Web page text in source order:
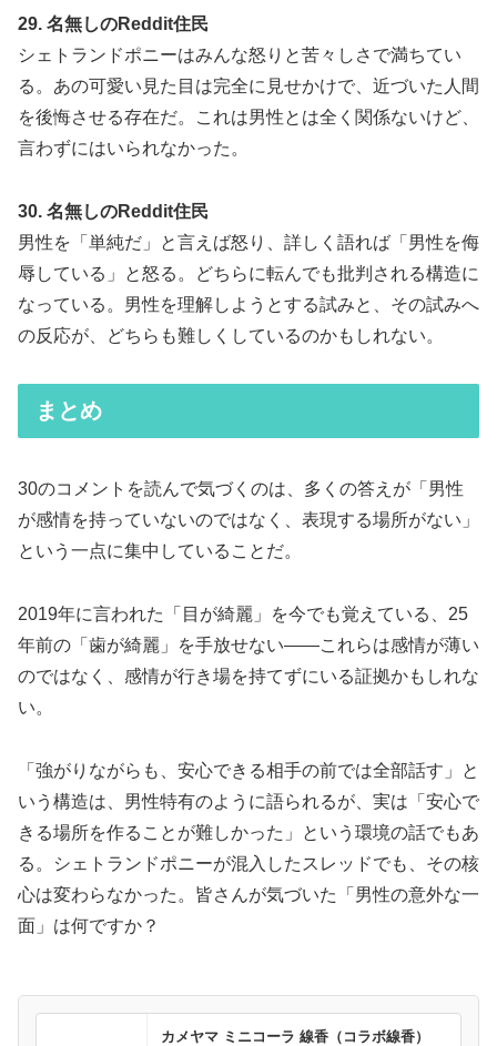
29. 名無しのReddit住民
シェトランドポニーはみんな怒りと苦々しさで満ちてい
る。あの可愛い見た目は完全に見せかけで、近づいた人間
を後悔させる存在だ。これは男性とは全く関係ないけど、
言わずにはいられなかった。
30. 名無しのReddit住民
男性を「単純だ」と言えば怒り、詳しく語れば「男性を侮
辱している」と怒る。どちらに転んでも批判される構造に
なっている。男性を理解しようとする試みと、その試みへ
の反応が、どちらも難しくしているのかもしれない。
まとめ
30のコメントを読んで気づくのは、多くの答えが「男性
が感情を持っていないのではなく、表現する場所がない」
という一点に集中していることだ。
2019年に言われた「目が綺麗」を今でも覚えている、25
年前の「歯が綺麗」を手放せない——これらは感情が薄い
のではなく、感情が行き場を持てずにいる証拠かもしれな
い。
「強がりながらも、安心できる相手の前では全部話す」と
いう構造は、男性特有のように語られるが、実は「安心で
きる場所を作ることが難しかった」という環境の話でもあ
る。シェトランドポニーが混入したスレッドでも、その核
心は変わらなかった。皆さんが気づいた「男性の意外な一
面」は何ですか？
カメヤマ ミニコーラ 線香（コラボ線香）